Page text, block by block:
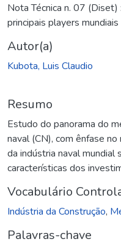
Nota Técnica n. 07 (Diset)
principais players mundiais
Autor(a)
Kubota, Luis Claudio
Resumo
Estudo do panorama do
naval (CN), com ênfase
da indústria naval
características dos
Vocabulário
Indústria da Construção,
Palavras-chave